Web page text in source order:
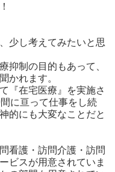
少し考えてみたいと思
抑制の目的もあって、
かれます。
『在宅医療』を実施さ
に亘って仕事をし続
的にも大変なことだと
看護・訪問介護・訪問
ビスが用意されていま